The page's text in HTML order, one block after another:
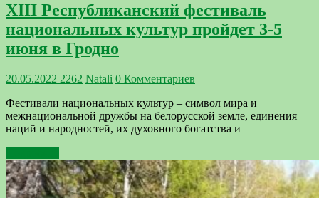
ХIII Республиканский фестиваль
национальных культур пройдет 3-5
июня в Гродно
20.05.2022 2262 Natali 0 Комментариев
Фестивали национальных культур – символ мира и
межнациональной дружбы на белорусской земле, единения
наций и народностей, их духовного богатства и